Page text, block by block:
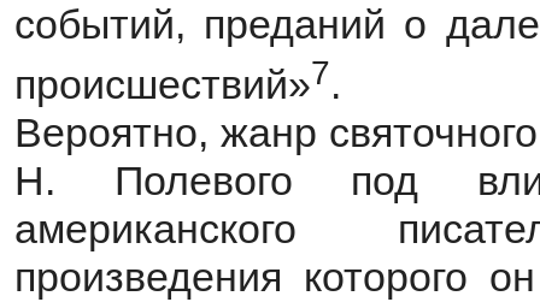
событий, преданий о
происшествий»7.
Вероятно, жанр
Н. Полевого под
американского
произведения которого